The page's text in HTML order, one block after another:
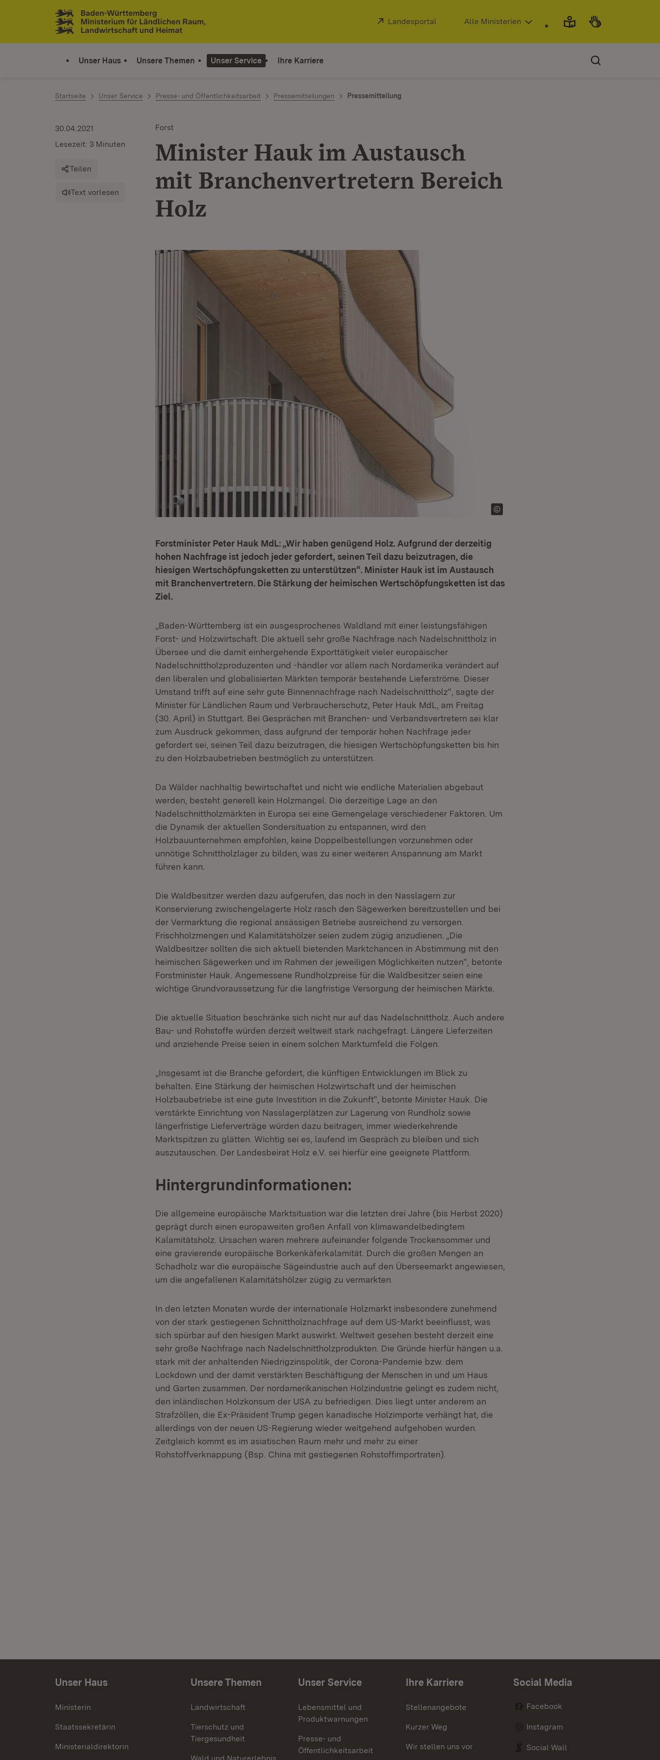
Zum Inhalt springen
Link zur Startseite
Extern:
Landesportal (Öffnet in neuem Fenster)
Alle Ministerien
Unser Haus Unsere Themen Unser Service Ihre Karriere
Startseite Unser Service Presse- und Öffentlichkeitsarbeit Pressemitteilungen Pressemitteilung
Forst
Minister Hauk im Austausch
mit Branchenvertretern Bereich
Holz
30.04.2021
Lesezeit: 3 Minuten
Teilen
Text vorlesen
Forstminister Peter Hauk MdL: „Wir haben genügend Holz. Aufgrund der derzeitig
hohen Nachfrage ist jedoch jeder gefordert, seinen Teil dazu beizutragen, die
hiesigen Wertschöpfungsketten zu unterstützen“. Minister Hauk ist im Austausch
mit Branchenvertretern. Die Stärkung der heimischen Wertschöpfungsketten ist das
Ziel.
„Baden-Württemberg ist ein ausgesprochenes Waldland mit einer leistungsfähigen
Forst- und Holzwirtschaft. Die aktuell sehr große Nachfrage nach Nadelschnittholz in
Übersee und die damit einhergehende Exporttätigkeit vieler europäischer
Nadelschnittholzproduzenten und -händler vor allem nach Nordamerika verändert auf
den liberalen und globalisierten Märkten temporär bestehende Lieferströme. Dieser
Umstand trifft auf eine sehr gute Binnennachfrage nach Nadelschnittholz“, sagte der
Minister für Ländlichen Raum und Verbraucherschutz, Peter Hauk MdL, am Freitag
(30. April) in Stuttgart. Bei Gesprächen mit Branchen- und Verbandsvertretern sei klar
zum Ausdruck gekommen, dass aufgrund der temporär hohen Nachfrage jeder
gefordert sei, seinen Teil dazu beizutragen, die hiesigen Wertschöpfungsketten bis hin
zu den Holzbaubetrieben bestmöglich zu unterstützen.
Da Wälder nachhaltig bewirtschaftet und nicht wie endliche Materialien abgebaut
werden, besteht generell kein Holzmangel. Die derzeitige Lage an den
Nadelschnittholzmärkten in Europa sei eine Gemengelage verschiedener Faktoren. Um
die Dynamik der aktuellen Sondersituation zu entspannen, wird den
Holzbauunternehmen empfohlen, keine Doppelbestellungen vorzunehmen oder
unnötige Schnittholzlager zu bilden, was zu einer weiteren Anspannung am Markt
führen kann.
Die Waldbesitzer werden dazu aufgerufen, das noch in den Nasslagern zur
Konservierung zwischengelagerte Holz rasch den Sägewerken bereitzustellen und bei
der Vermarktung die regional ansässigen Betriebe ausreichend zu versorgen.
Frischholzmengen und Kalamitätshölzer seien zudem zügig anzudienen. „Die
Waldbesitzer sollten die sich aktuell bietenden Marktchancen in Abstimmung mit den
heimischen Sägewerken und im Rahmen der jeweiligen Möglichkeiten nutzen“, betonte
Forstminister Hauk. Angemessene Rundholzpreise für die Waldbesitzer seien eine
wichtige Grundvoraussetzung für die langfristige Versorgung der heimischen Märkte.
Die aktuelle Situation beschränke sich nicht nur auf das Nadelschnittholz. Auch andere
Bau- und Rohstoffe würden derzeit weltweit stark nachgefragt. Längere Lieferzeiten
und anziehende Preise seien in einem solchen Marktumfeld die Folgen.
„Insgesamt ist die Branche gefordert, die künftigen Entwicklungen im Blick zu
behalten. Eine Stärkung der heimischen Holzwirtschaft und der heimischen
Holzbaubetriebe ist eine gute Investition in die Zukunft“, betonte Minister Hauk. Die
verstärkte Einrichtung von Nasslagerplätzen zur Lagerung von Rundholz sowie
längerfristige Lieferverträge würden dazu beitragen, immer wiederkehrende
Marktspitzen zu glätten. Wichtig sei es, laufend im Gespräch zu bleiben und sich
auszutauschen. Der Landesbeirat Holz e.V. sei hierfür eine geeignete Plattform.
Hintergrundinformationen:
Die allgemeine europäische Marktsituation war die letzten drei Jahre (bis Herbst 2020)
geprägt durch einen europaweiten großen Anfall von klimawandelbedingtem
Kalamitätsholz. Ursachen waren mehrere aufeinander folgende Trockensommer und
eine gravierende europäische Borkenkäferkalamität. Durch die großen Mengen an
Schadholz war die europäische Sägeindustrie auch auf den Überseemarkt angewiesen,
um die angefallenen Kalamitätshölzer zügig zu vermarkten.
In den letzten Monaten wurde der internationale Holzmarkt insbesondere zunehmend
von der stark gestiegenen Schnittholznachfrage auf dem US-Markt beeinflusst, was
sich spürbar auf den hiesigen Markt auswirkt. Weltweit gesehen besteht derzeit eine
sehr große Nachfrage nach Nadelschnittholzprodukten. Die Gründe hierfür hängen u.a.
stark mit der anhaltenden Niedrigzinspolitik, der Corona-Pandemie bzw. dem
Lockdown und der damit verstärkten Beschäftigung der Menschen in und um Haus
und Garten zusammen. Der nordamerikanischen Holzindustrie gelingt es zudem nicht,
den inländischen Holzkonsum der USA zu befriedigen. Dies liegt unter anderem an
Strafzöllen, die Ex-Präsident Trump gegen kanadische Holzimporte verhängt hat, die
allerdings von der neuen US-Regierung wieder weitgehend aufgehoben wurden.
Zeitgleich kommt es im asiatischen Raum mehr und mehr zu einer
Rohstoffverknappung (Bsp. China mit gestiegenen Rohstoffimportraten).
Unser Haus
Ministerin
Staatssekretärin
Ministerialdirektorin
Unsere Themen
Landwirtschaft
Tierschutz und
Tiergesundheit
Unser Service
Lebensmittel und
Produktwarnungen
Presse- und
Öffentlichkeitsarbeit
Ihre Karriere
Stellenangebote
Kurzer Weg
Wir stellen uns vor
Social Media
Facebook
Instagram
Social Wall